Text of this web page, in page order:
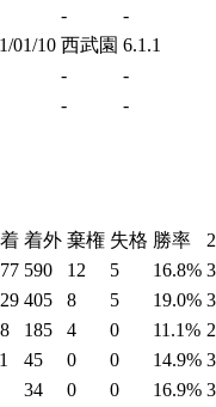
-
-
01/10 西武園 6.1.1
-
-
- -
着外 棄権 失格 勝率
590 12 5 16.8%
405 8 5 19.0%
185 4 0 11.1%
45 0 0 14.9%
34 0 0 16.9%